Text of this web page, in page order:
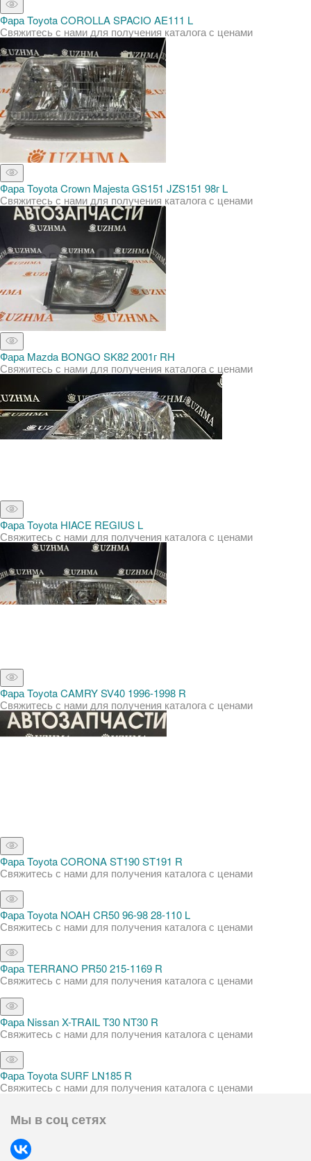
Фара Toyota COROLLA SPACIO AE111 L
Свяжитесь с нами для получения каталога с ценами
Фара Toyota Crown Majesta GS151 JZS151 98г L
Свяжитесь с нами для получения каталога с ценами
Фара Mazda BONGO SK82 2001г RH
Свяжитесь с нами для получения каталога с ценами
Фара Toyota HIACE REGIUS L
Свяжитесь с нами для получения каталога с ценами
Фара Toyota CAMRY SV40 1996-1998 R
Свяжитесь с нами для получения каталога с ценами
Фара Toyota CORONA ST190 ST191 R
Свяжитесь с нами для получения каталога с ценами
Фара Toyota NOAH CR50 96-98 28-110 L
Свяжитесь с нами для получения каталога с ценами
Фара TERRANO PR50 215-1169 R
Свяжитесь с нами для получения каталога с ценами
Фара Nissan X-TRAIL T30 NT30 R
Свяжитесь с нами для получения каталога с ценами
Фара Toyota SURF LN185 R
Свяжитесь с нами для получения каталога с ценами
Мы в соц сетях